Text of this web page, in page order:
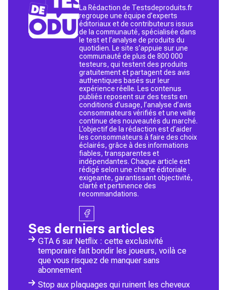
La Rédaction de Testsdeproduits.fr
regroupe une équipe d’experts
éditoriaux et de contributeurs issus
de la communauté, spécialisée dans
le test et l’analyse de produits du
quotidien. Le site s’appuie sur une
communauté de plus de 800 000
testeurs, qui testent des produits
gratuitement et partagent des avis
authentiques basés sur leur
expérience réelle. Les contenus
publiés reposent sur des tests en
conditions d’usage, l’analyse d’avis
consommateurs vérifiés et une veille
continue des nouveautés du marché.
L’objectif de la rédaction est d’aider
les consommateurs à faire des choix
éclairés, grâce à des informations
fiables, transparentes et
indépendantes. Chaque article est
rédigé selon une charte éditoriale
exigeante, garantissant objectivité,
clarté et pertinence des
recommandations.
Ses derniers articles
GTA 6 sur Netflix : cette exclusivité
temporaire fait bondir les joueurs, voilà ce
que vous risquez de manquer sans
abonnement
Stop aux plaquages qui ruinent les cheveux